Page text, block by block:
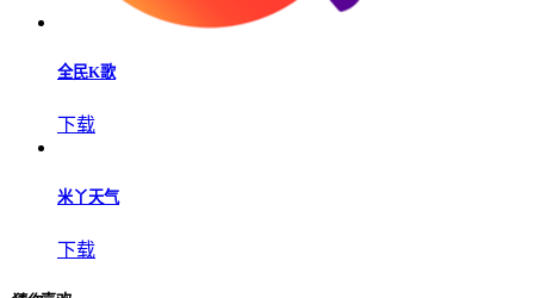
全民K歌
下载
米丫天气
下载